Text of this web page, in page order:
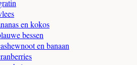
en kokos
bessen
en banaan